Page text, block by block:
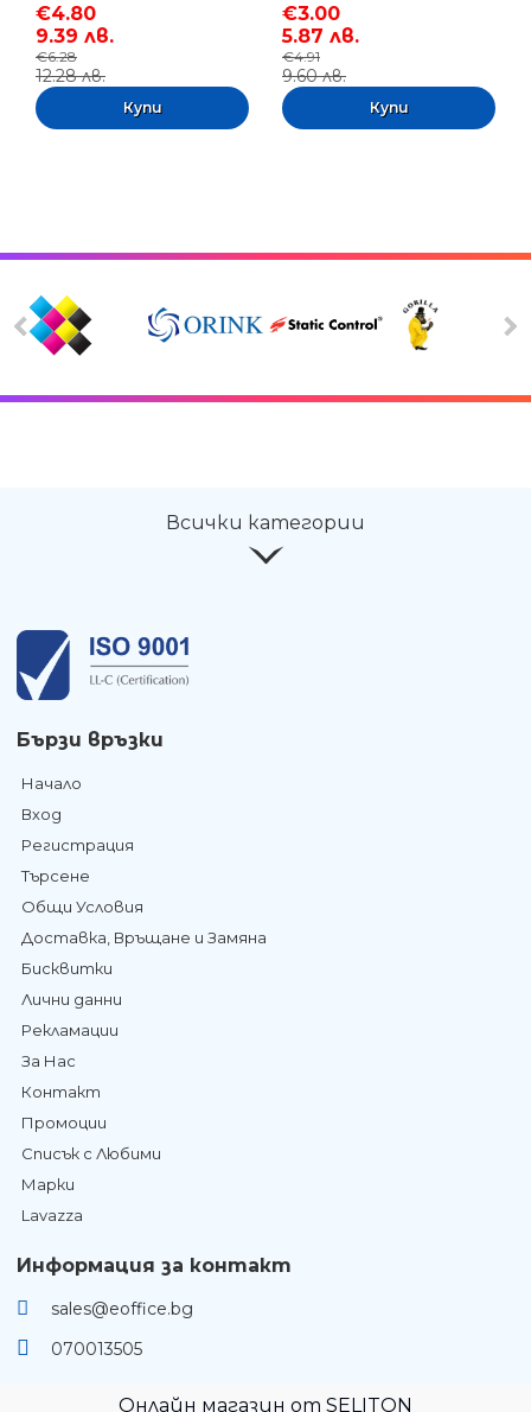
€4.80
9.39 лв.
€6.28
12.28 лв.
€3.00
5.87 лв.
€4.91
9.60 лв.
Всички категории
Бързи връзки
Начало
Вход
Регистрация
Търсене
Общи Условия
Доставка, Връщане и Замяна
Бисквитки
Лични данни
Рекламации
За Нас
Контакт
Промоции
Списък с Любими
Марки
Lavazza
Информация за контакт
sales@eoffice.bg
070013505
Онлайн магазин от SELITON